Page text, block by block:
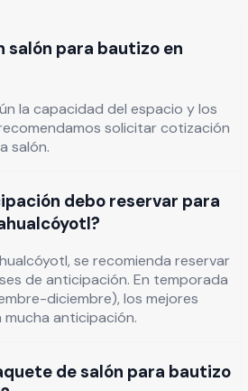
salón para bautizo en
la capacidad del espacio y los
solicitar cotización
salón.
debo reservar para
se recomienda reservar
de anticipación. En temporada
diciembre), los mejores
anticipación.
de salón para bautizo